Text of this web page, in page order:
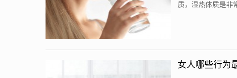
质，湿热体质是非
女人哪些行为